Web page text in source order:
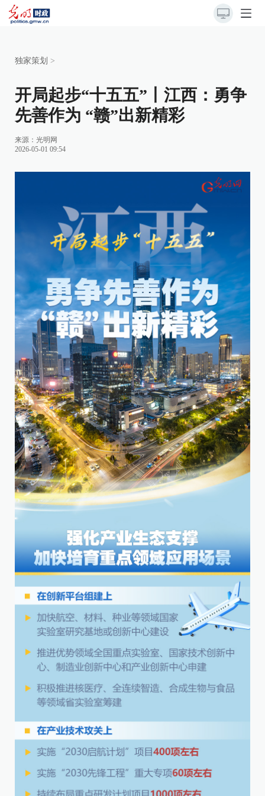
独家策划 >
开局起步“十五五”丨江西：勇争
先善作为 “赣”出新精彩
来源： 光明网
2026-05-01 09:54